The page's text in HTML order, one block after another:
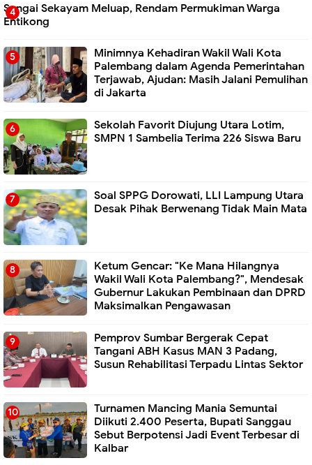
Sungai Sekayam Meluap, Rendam Permukiman Warga
Entikong
Minimnya Kehadiran Wakil Wali Kota
Palembang dalam Agenda Pemerintahan
Terjawab, Ajudan: Masih Jalani Pemulihan
di Jakarta
Sekolah Favorit Diujung Utara Lotim,
SMPN 1 Sambelia Terima 226 Siswa Baru ‎
Soal SPPG Dorowati, LLI Lampung Utara
Desak Pihak Berwenang Tidak Main Mata
Ketum Gencar: "Ke Mana Hilangnya
Wakil Wali Kota Palembang?", Mendesak
Gubernur Lakukan Pembinaan dan DPRD
Maksimalkan Pengawasan
Pemprov Sumbar Bergerak Cepat
Tangani ABH Kasus MAN 3 Padang,
Susun Rehabilitasi Terpadu Lintas Sektor
Turnamen Mancing Mania Semuntai
Diikuti 2.400 Peserta, Bupati Sanggau
Sebut Berpotensi Jadi Event Terbesar di
Kalbar